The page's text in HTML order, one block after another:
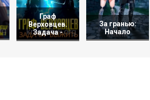
Граф
Верховцев.
Задача -
За гранью:
Начало